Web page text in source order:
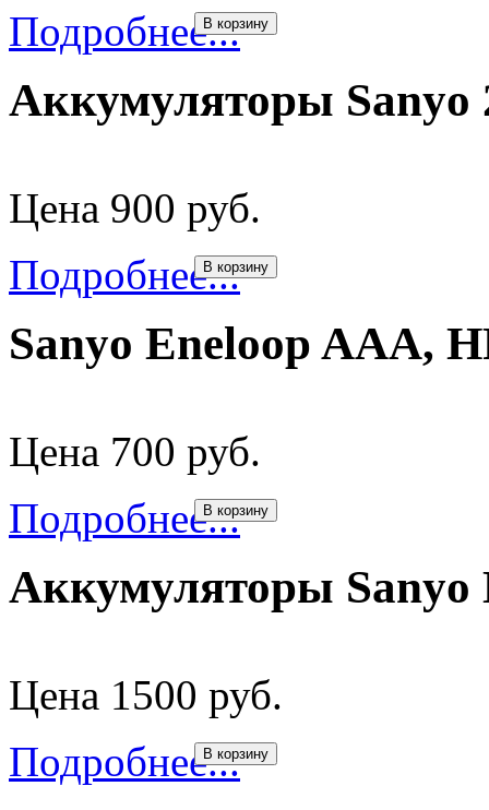
Подробнее...
В корзину
Аккумуляторы Sanyo
Цена 900 руб.
Подробнее...
В корзину
Sanyo Eneloop AAA,
Цена 700 руб.
Подробнее...
В корзину
Аккумуляторы Sanyo
Цена 1500 руб.
Подробнее...
В корзину